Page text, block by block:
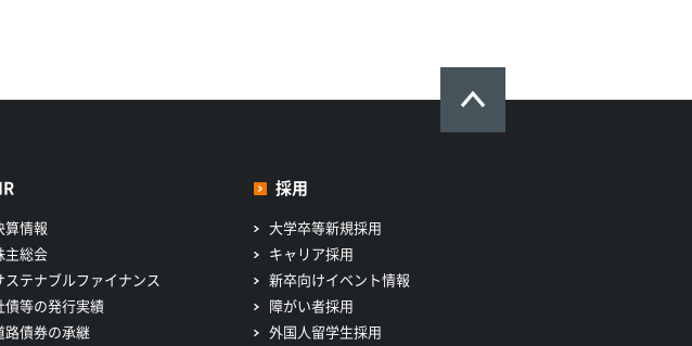
IR
算情報
主総会
ステナブルファイナンス
債等の発行実績
路債券の承継
採用
大学卒等新規採用
キャリア採用
新卒向けイベント情報
障がい者採用
外国人留学生採用